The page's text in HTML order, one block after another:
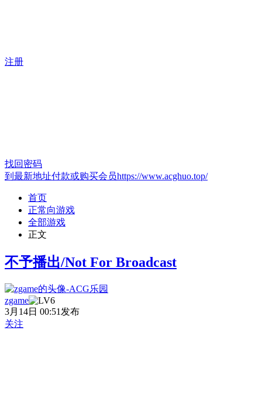
注册
找回密码
到最新地址付款或购买会员https://www.acghuo.top/
首页
正常向游戏
全部游戏
正文
不予播出/Not For Broadcast
zgame
3月14日 00:51发布
关注